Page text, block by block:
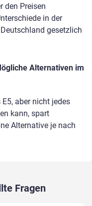
den Preisen
in der
gesetzlich
Alternativen im
aber nicht jedes
kann, spart
Alternative je nach
Fragen